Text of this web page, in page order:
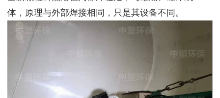
体，原理与外部焊接相同，只是其设备不同。